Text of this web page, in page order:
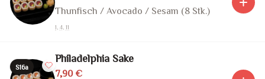
Thunfisch / Avocado / Sesam (8 Stk.)
1, 4, 11
S16a
Philadelphia Sake
7,90 €